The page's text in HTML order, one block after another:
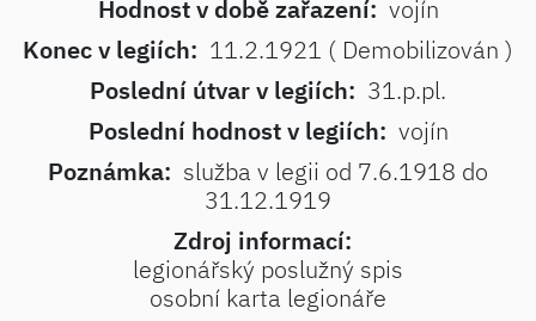
Hodnost v době zařazení: vojín
Konec v legiích: 11.2.1921 ( Demobilizován )
Poslední útvar v legiích: 31.p.pl.
Poslední hodnost v legiích: vojín
Poznámka: služba v legii od 7.6.1918 do
31.12.1919
Zdroj informací:
legionářský poslužný spis
osobní karta legionáře